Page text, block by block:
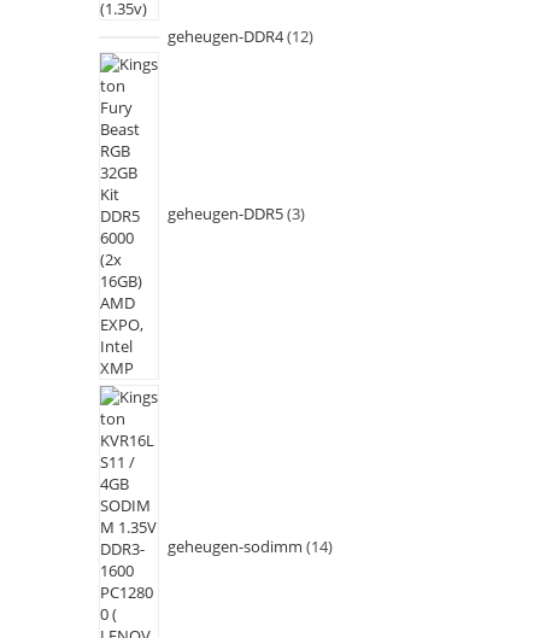
geheugen-DDR4 12
geheugen-DDR5 3
geheugen-sodimm 14